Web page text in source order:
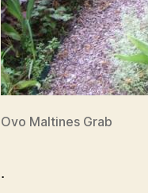
Ovo Maltines Grab
.